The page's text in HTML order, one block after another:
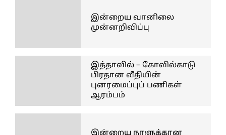
இன்றைய வானிலை
முன்னறிவிப்பு
இத்தாவில் – கோவில்காடு
பிரதான வீதியின்
புனரமைப்புப் பணிகள்
ஆரம்பம்